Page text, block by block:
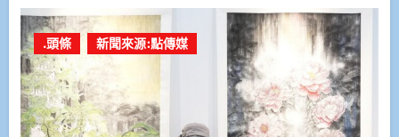
.頭條 新聞來源:點傳媒